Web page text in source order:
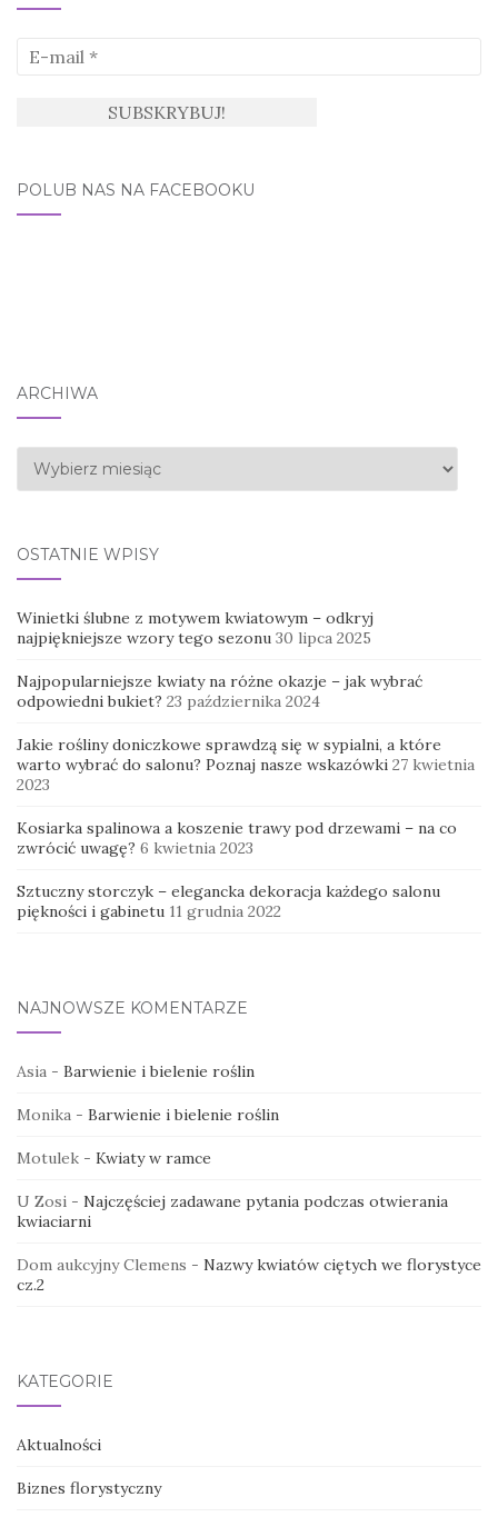
POLUB NAS NA FACEBOOKU
ARCHIWA
Archiwa
OSTATNIE WPISY
Winietki ślubne z motywem kwiatowym – odkryj
najpiękniejsze wzory tego sezonu 30 lipca 2025
Najpopularniejsze kwiaty na różne okazje – jak wybrać
odpowiedni bukiet? 23 października 2024
Jakie rośliny doniczkowe sprawdzą się w sypialni, a które
warto wybrać do salonu? Poznaj nasze wskazówki 27 kwietnia
2023
Kosiarka spalinowa a koszenie trawy pod drzewami – na co
zwrócić uwagę? 6 kwietnia 2023
Sztuczny storczyk – elegancka dekoracja każdego salonu
piękności i gabinetu 11 grudnia 2022
NAJNOWSZE KOMENTARZE
Asia - Barwienie i bielenie roślin
Monika - Barwienie i bielenie roślin
Motulek - Kwiaty w ramce
U Zosi - Najczęściej zadawane pytania podczas otwierania
kwiaciarni
Dom aukcyjny Clemens - Nazwy kwiatów ciętych we florystyce
cz.2
KATEGORIE
Aktualności
Biznes florystyczny